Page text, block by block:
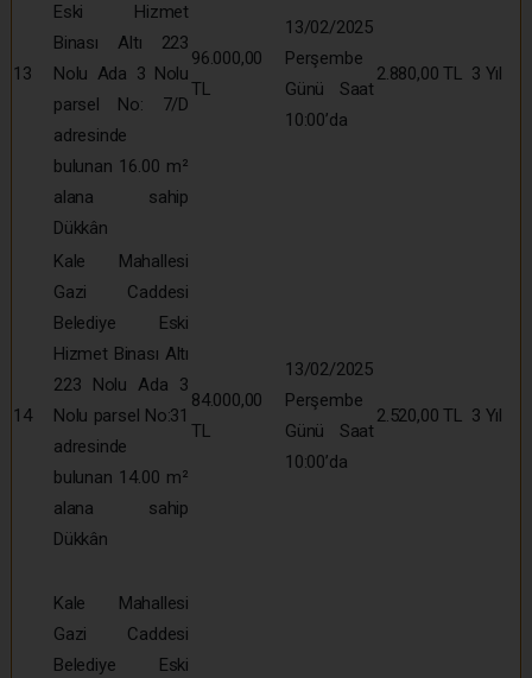
13
Eski Hizmet
Binası Altı 223
Nolu Ada 3 Nolu
parsel No: 7/D
adresinde
bulunan 16.00 m²
alana sahip
Dükkân
96.000,00
TL
13/02/2025
Perşembe
Günü Saat
10:00’da
2.880,00 TL 3 Yıl
14
Kale Mahallesi
Gazi Caddesi
Belediye Eski
Hizmet Binası Altı
223 Nolu Ada 3
Nolu parsel No:31
adresinde
bulunan 14.00 m²
alana sahip
Dükkân
84.000,00
TL
13/02/2025
Perşembe
Günü Saat
10:00’da
2.520,00 TL 3 Yıl
Kale Mahallesi
Gazi Caddesi
Belediye Eski